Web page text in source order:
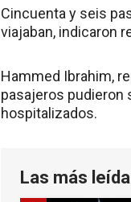
Cincuenta y seis
viajaban, indicaron
Hammed Ibrahim,
pasajeros pudieron
hospitalizados.
Las más